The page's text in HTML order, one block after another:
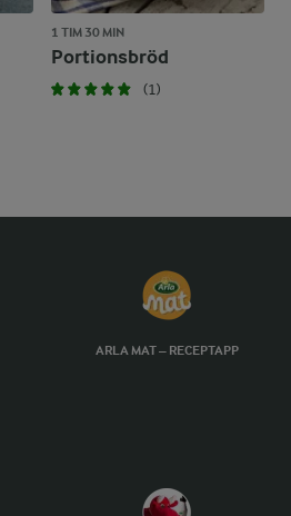
1 TIM 30 MIN
Portionsbröd
(1)
ARLA MAT – RECEPTAPP